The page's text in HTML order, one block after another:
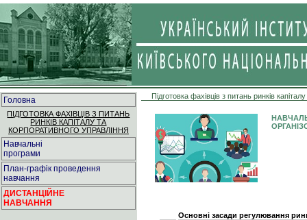
Головна
ПІДГОТОВКА ФАХІВЦІВ З ПИТАНЬ
РИНКІВ КАПІТАЛУ ТА
КОРПОРАТИВНОГО УПРАВЛІННЯ
Навчальні
програми
План-графік проведення
навчання
ДИСТАНЦІЙНЕ
НАВЧАННЯ
Підготовка фахівців з питань ринків
Основні засади регулювання